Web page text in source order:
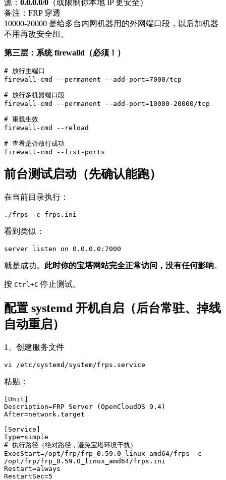
源： 0.0.0.0/0 （或限制你本地 IP 更安全）
备注：FRP 穿透
10000-20000 是给多台内网机器用的外网端口段，以后加机器
不用再改安全组。
第三层：系统 firewalld（必须！）
# 放行主端口
firewall-cmd --permanent --add-port=7000/tcp
# 放行多机器端口段
firewall-cmd --permanent --add-port=10000-20000/tcp
# 重载生效
firewall-cmd --reload
# 查看是否放行成功
firewall-cmd --list-ports
前台测试启动（先确认能跑）
在当前目录执行：
./frps -c frps.ini
看到类似：
server listen on 0.0.0.0:7000
就是成功。 此时你的宝塔网站完全正常访问，没有任何影响。
按 Ctrl+C 停止测试。
配置 systemd 开机自启（后台常驻、掉线
自动重启）
1、创建服务文件
vi /etc/systemd/system/frps.service
粘贴：
[Unit]
Description=FRP Server (OpenCloudOS 9.4)
After=network.target
[Service]
Type=simple
# 执行路径（绝对路径，避免宝塔环境干扰）
ExecStart=/opt/frp/frp_0.59.0_linux_amd64/frps -c
/opt/frp/frp_0.59.0_linux_amd64/frps.ini
Restart=always
RestartSec=5